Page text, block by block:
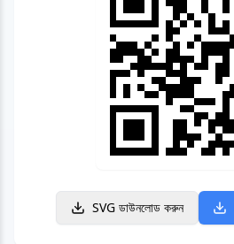
SVG ডাউনলোড করুন